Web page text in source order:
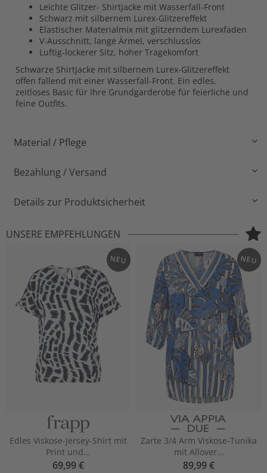
Leichte Glitzer- Shirtjacke mit Wasserfall-Front
Schwarz mit silbernem Lurex-Glitzereffekt
Elastischer Materialmix mit glitzerndem Lurexfaden
V-Ausschnitt, lange Ärmel, verschlusslos
Luftig-lockerer Sitz, hoher Tragekomfort
Schwarze Shirtjacke mit silbernem Lurex-Glitzereffekt
offen fallend mit einer Wasserfall-Front. Ein edles,
zeitloses Basic für Ihre Grundgarderobe für feierliche und
feine Outfits.
Material / Pflege
Bezahlung / Versand
Details zur Produktsicherheit
UNSERE EMPFEHLUNGEN
NEU
Edles Viskose-Jersey-Shirt mit
Print und...
69,99 €
NEU
Zarte 3/4 Arm Viskose-Tunika
mit Allover...
89,99 €